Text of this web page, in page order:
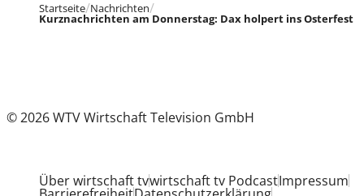
Startseite Nachrichten
Kurznachrichten am Donnerstag: Dax holpert ins Osterfest
© 2026 WTV Wirtschaft Television GmbH
Über wirtschaft tvwirtschaft tv PodcastImpressum